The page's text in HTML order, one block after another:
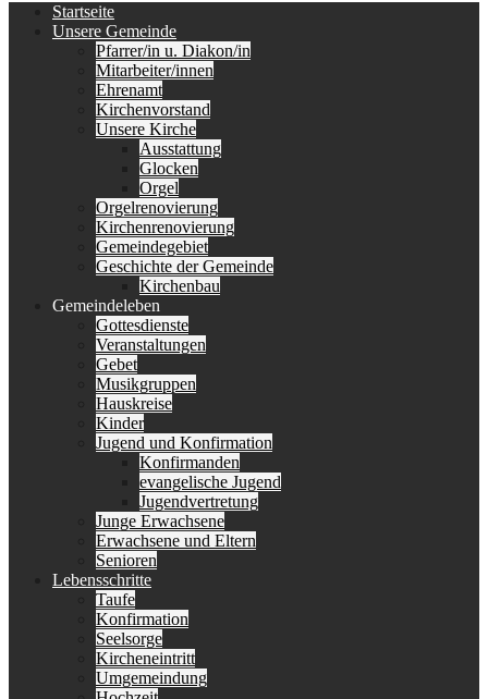
Erstes
Menü
Startseite
Unsere Gemeinde
Pfarrer/in u. Diakon/in
Mitarbeiter/innen
Ehrenamt
Kirchenvorstand
Unsere Kirche
Ausstattung
Glocken
Orgel
Orgelrenovierung
Kirchenrenovierung
Gemeindegebiet
Geschichte der Gemeinde
Kirchenbau
Gemeindeleben
Gottesdienste
Veranstaltungen
Gebet
Musikgruppen
Hauskreise
Kinder
Jugend und Konfirmation
Konfirmanden
evangelische Jugend
Jugendvertretung
Junge Erwachsene
Erwachsene und Eltern
Senioren
Lebensschritte
Taufe
Konfirmation
Seelsorge
Kircheneintritt
Umgemeindung